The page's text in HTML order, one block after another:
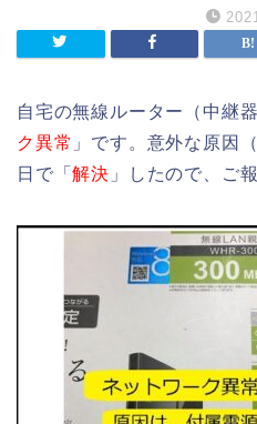
自宅の無線ルーター（中継
ク異常 」です。意外な原因
日で「解決 」したので、ご